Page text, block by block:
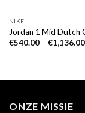
NIKE
Jordan 1 Mid Dutch
€540.00– €1,136.00
ONZE MISSIE